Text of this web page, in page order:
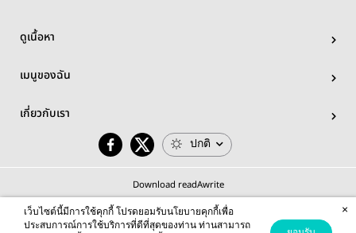
ดูเนื้อหา
เมนูของฉัน
เกี่ยวกับเรา
ปกติ
Download readAwrite
เว็บไซต์นี้มีการใช้คุกกี้ โปรดยอมรับนโยบายคุกกี้เพื่อ
ประสบการณ์การใช้บริการที่ดีที่สุดของท่าน ท่านสามารถ
×